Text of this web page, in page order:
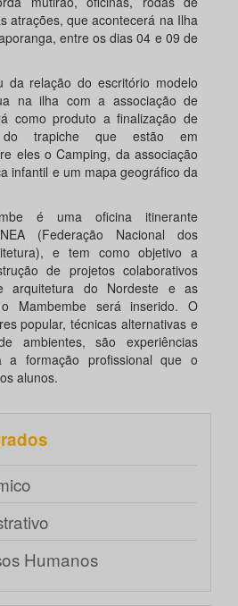
atrações, que acontecerá na Ilha
entre os dias 04 e 09 de
da relação do escritório modelo
na ilha com a associação de
como produto a finalização de
do trapiche que estão em
eles o Camping, da associação
infantil e um mapa geográfico da
é uma oficina itinerante
(Federação Nacional dos
e tem como objetivo a
de projetos colaborativos
arquitetura do Nordeste e as
Mambembe será inserido. O
popular, técnicas alternativas e
ambientes, são experiências
a formação profissional que o
alunos.
Humanos